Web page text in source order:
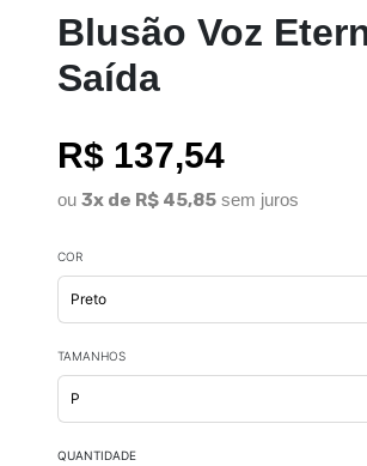
Blusão Voz
Saída
R$ 137,54
ou 3x de R$ 45,85 sem juros
COR
TAMANHOS
QUANTIDADE